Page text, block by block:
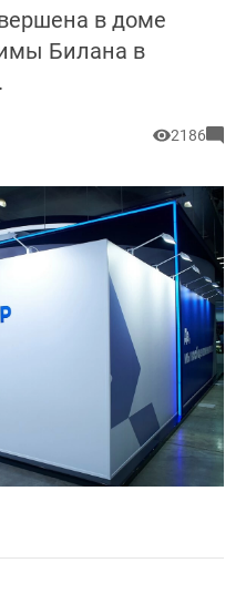
в доме
Билана в
2186